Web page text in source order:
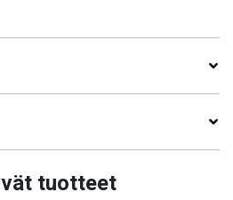
tuotteet